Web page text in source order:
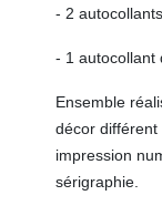
- 2
- 1 autocollant
Ensemble
décor
impression
sérigraphie.